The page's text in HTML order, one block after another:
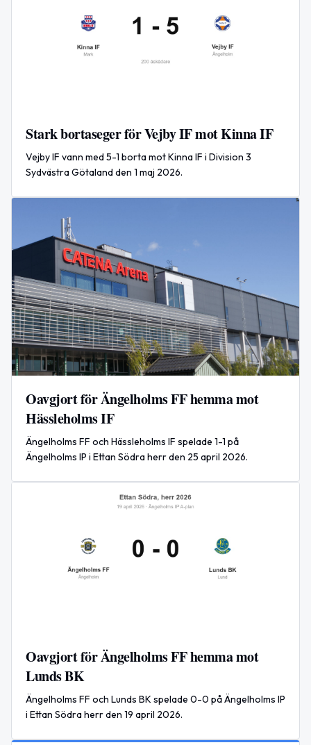
Stark bortaseger för Vejby IF mot Kinna IF
Vejby IF vann med 5-1 borta mot Kinna IF i Division 3
Sydvästra Götaland den 1 maj 2026.
Oavgjort för Ängelholms FF hemma mot
Hässleholms IF
Ängelholms FF och Hässleholms IF spelade 1-1 på
Ängelholms IP i Ettan Södra herr den 25 april 2026.
Oavgjort för Ängelholms FF hemma mot
Lunds BK
Ängelholms FF och Lunds BK spelade 0-0 på Ängelholms IP
i Ettan Södra herr den 19 april 2026.